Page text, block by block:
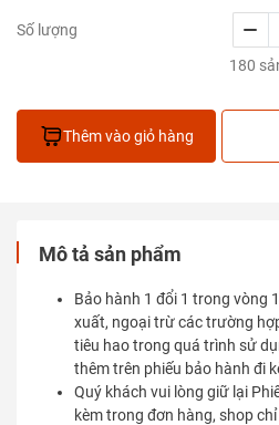
Số lượng
180
Thêm vào giỏ hàng
Mô tả sản phẩm
Bảo hành 1 đổi 1 trong vòng
xuất, ngoại trừ các trường
tiêu hao trong quá trình sử
thêm trên phiếu bảo hành đi
Quý khách vui lòng giữ lại
kèm trong đơn hàng, shop